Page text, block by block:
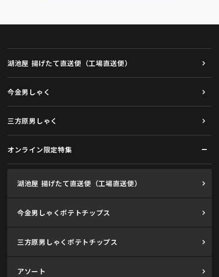
湖池屋 揚げたて直送便（工場直送便）
今金男しゃく
三方原男しゃく
オンライン限定特集
湖池屋 揚げたて直送便（工場直送便）
今金男しゃくポテトチップス
三方原男しゃくポテトチップス
アソート